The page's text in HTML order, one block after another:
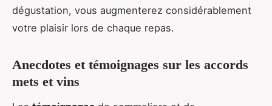
dégustation, vous augmenterez considérablement
votre plaisir lors de chaque repas.
Anecdotes et témoignages sur les accords
mets et vins